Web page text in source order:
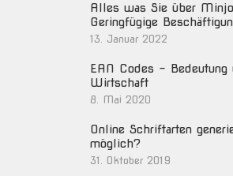
Alles was Sie über
Geringfügige
13. Januar 2022
EAN Codes –
Wirtschaft
8. Mai 2020
Online Schriftarten
möglich?
31. Oktober 2019